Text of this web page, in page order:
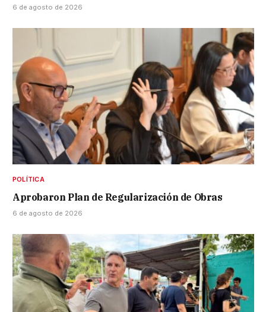
6 de agosto de 2026
POLÍTICA
Aprobaron Plan de Regularización de Obras
6 de agosto de 2026